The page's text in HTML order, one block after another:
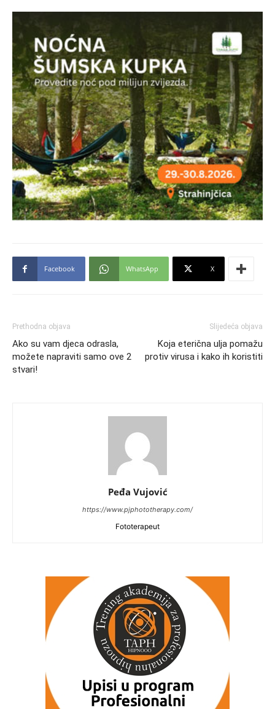
Facebook WhatsApp X
Prethodna objava
Ako su vam djeca odrasla,
možete napraviti samo ove 2
stvari!
Slijedeća objava
Koja eterična ulja pomažu
protiv virusa i kako ih koristiti
Peđa Vujović
https://www.pjphototherapy.com/
Fototerapeut